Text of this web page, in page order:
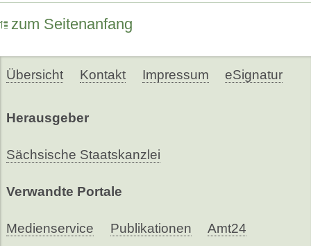
zum Seitenanfang
Übersicht Kontakt Impressum eSignatur
Herausgeber
Sächsische Staatskanzlei
Verwandte Portale
Medienservice Publikationen Amt24